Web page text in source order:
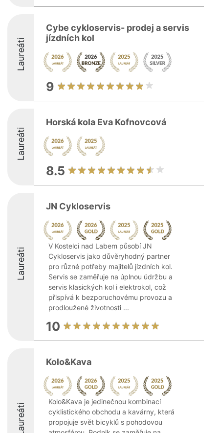
Laureáti
Cybe cykloservis- prodej a servis
jízdních kol
9
Laureáti
Horská kola Eva Kofnovcová
8.5
Laureáti
JN Cykloservis
V Kostelci nad Labem působí JN
Cykloservis jako důvěryhodný partner
pro různé potřeby majitelů jízdních kol.
Servis se zaměřuje na úplnou údržbu a
servis klasických kol i elektrokol, což
přispívá k bezporuchovému provozu a
prodloužené životnosti ...
10
Laureáti
Kolo&Kava
Kolo&Kava je jedinečnou kombinací
cyklistického obchodu a kavárny, která
propojuje svět bicyklů s pohodovou